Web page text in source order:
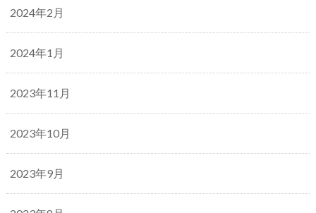
2024年2月
2024年1月
2023年11月
2023年10月
2023年9月